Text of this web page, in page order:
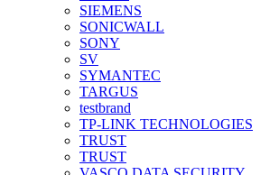
SIEMENS
SONICWALL
SONY
SV
SYMANTEC
TARGUS
testbrand
TP-LINK TECHNOLOGIES
TRUST
TRUST